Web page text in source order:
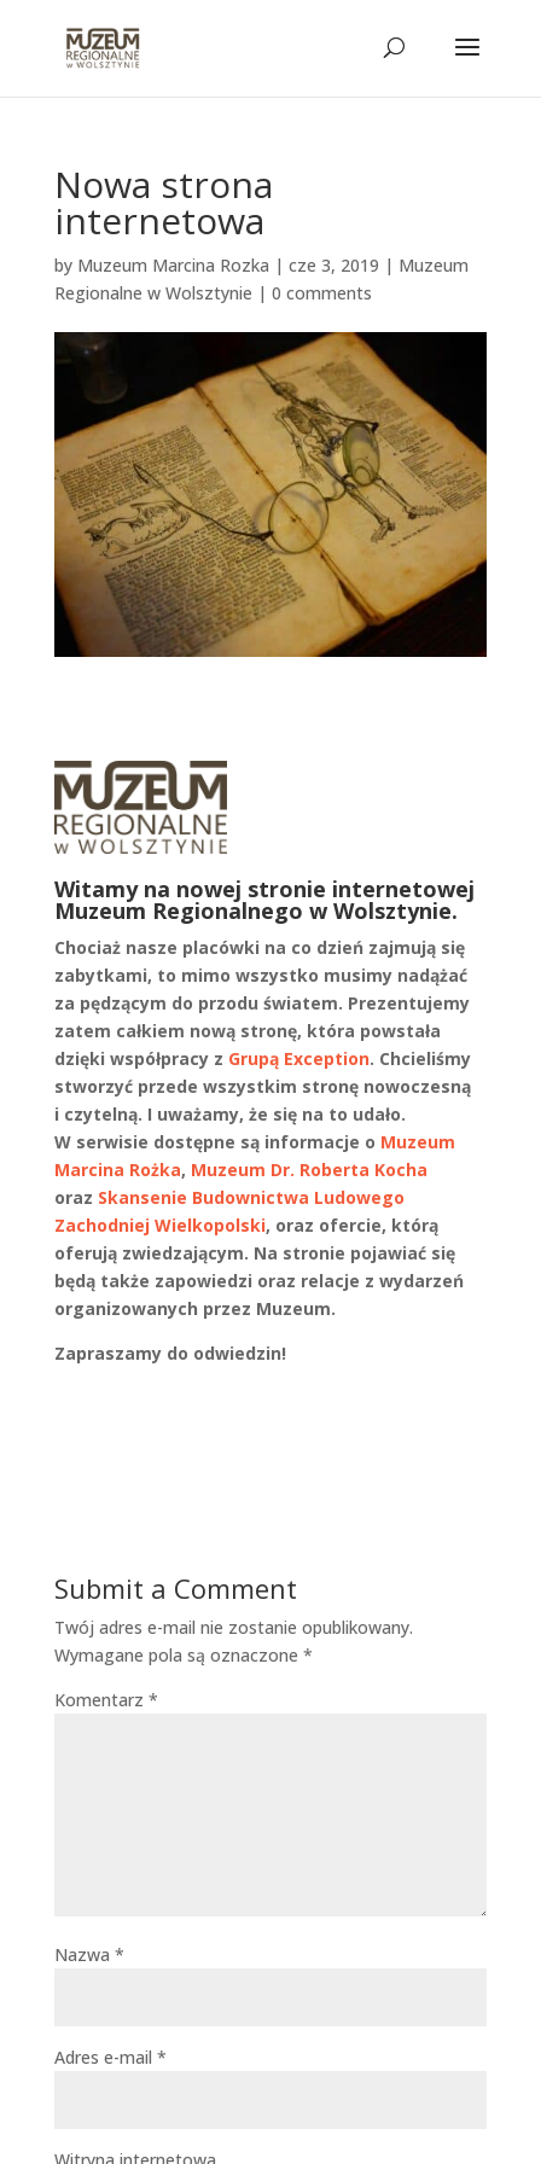
Nowa strona
internetowa
by Muzeum Marcina Rozka | cze 3, 2019 | Muzeum
Regionalne w Wolsztynie | 0 comments
Witamy na nowej stronie internetowej
Muzeum Regionalnego w Wolsztynie.
Chociaż nasze placówki na co dzień zajmują się
zabytkami, to mimo wszystko musimy nadążać
za pędzącym do przodu światem. Prezentujemy
zatem całkiem nową stronę, która powstała
dzięki współpracy z Grupą Exception. Chcieliśmy
stworzyć przede wszystkim stronę nowoczesną
i czytelną. I uważamy, że się na to udało.
W serwisie dostępne są informacje o Muzeum
Marcina Rożka, Muzeum Dr. Roberta Kocha
oraz Skansenie Budownictwa Ludowego
Zachodniej Wielkopolski, oraz ofercie, którą
oferują zwiedzającym. Na stronie pojawiać się
będą także zapowiedzi oraz relacje z wydarzeń
organizowanych przez Muzeum.
Zapraszamy do odwiedzin!
Submit a Comment
Twój adres e-mail nie zostanie opublikowany.
Wymagane pola są oznaczone *
Komentarz *
Nazwa *
Adres e-mail *
Witryna internetowa